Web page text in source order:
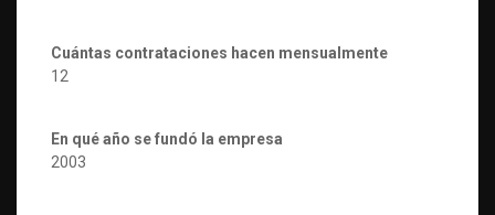
Cuántas contrataciones hacen mensualmente
12
En qué año se fundó la empresa
2003